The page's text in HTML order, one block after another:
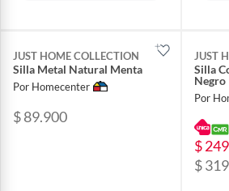
JUST HOME COLLECTION
Silla Metal Natural Menta
Por Homecenter
$ 89.900
JUST
Silla
Negro
Por
$
$